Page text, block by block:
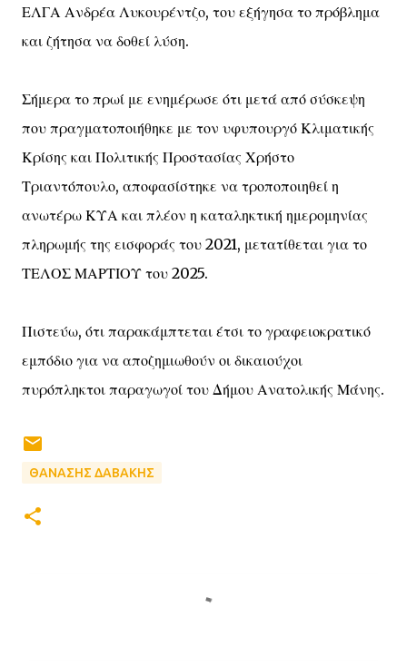
ΕΛΓΑ Ανδρέα Λυκουρέντζο, του εξήγησα το πρόβλημα
και ζήτησα να δοθεί λύση.
Σήμερα το πρωί με ενημέρωσε ότι μετά από σύσκεψη
που πραγματοποιήθηκε με τον υφυπουργό Κλιματικής
Κρίσης και Πολιτικής Προστασίας Χρήστο
Τριαντόπουλο, αποφασίστηκε να τροποποιηθεί η
ανωτέρω ΚΥΑ και πλέον η καταληκτική ημερομηνίας
πληρωμής της εισφοράς του 2021, μετατίθεται για το
ΤΕΛΟΣ ΜΑΡΤΙΟΥ του 2025.
Πιστεύω, ότι παρακάμπτεται έτσι το γραφειοκρατικό
εμπόδιο για να αποζημιωθούν οι δικαιούχοι
πυρόπληκτοι παραγωγοί του Δήμου Ανατολικής Μάνης.
ΘΑΝΑΣΗΣ ΔΑΒΑΚΗΣ